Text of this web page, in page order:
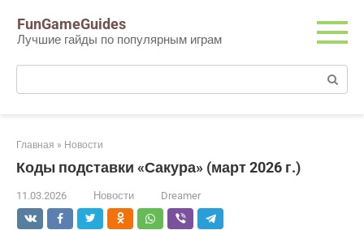
контенту
FunGameGuides
Лучшие гайды по популярным играм
Поиск:
Главная » Новости
Коды подставки «Сакура» (март 2026 г.)
11.03.2026 Новости Dreamer